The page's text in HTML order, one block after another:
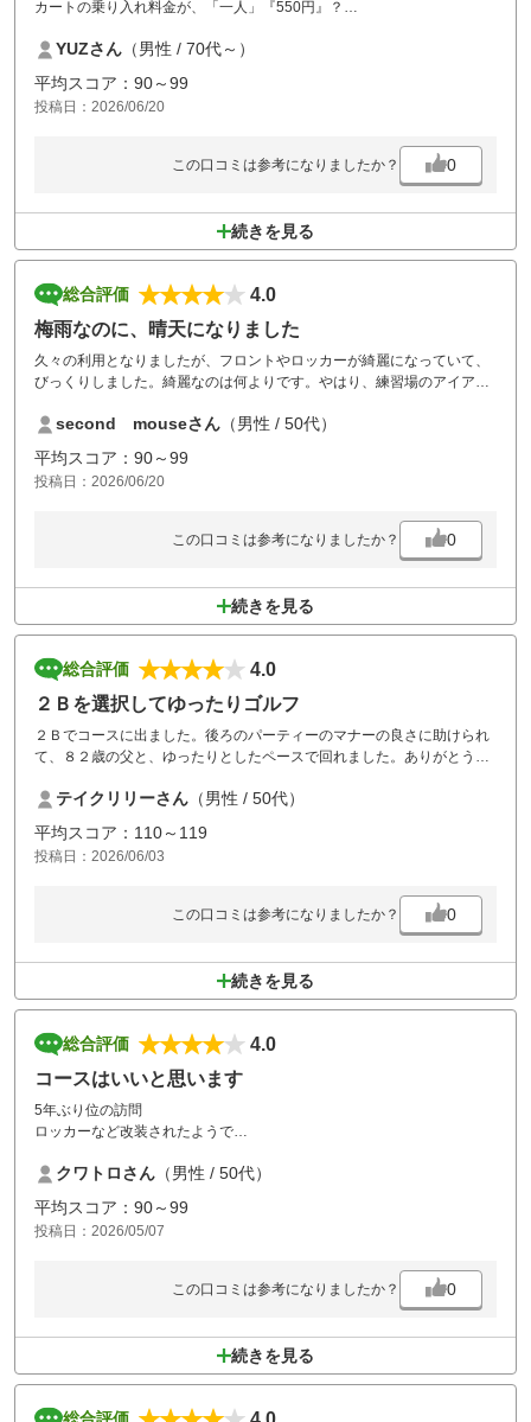
カートの乗り入れ料金が、「一人」『550円』？
クールカートも同様、「一人」『600円』？
これも、「１台」にすべきなのでは？
食事が高い！！＋料金のものばかりで・・・
スタッフの対応は、良かったです。
YUZさん （男性 / 70代～）
平均スコア：90～99
投稿日：2026/06/20
この口コミは参考になりましたか？ 0
続きを見る
総合評価
4.0
梅雨なのに、晴天になりました
久々の利用となりましたが、フロントやロッカーが綺麗になっていて、
びっくりしました。綺麗なのは何よりです。やはり、練習場のアイアン
すね。フェアウェイ乗り入れ可能やエアコン付きなど、選べる感じは良
かったですが、氷嚢用の氷が2階のみにあり、1階にも置いて欲しいもの
です。グリーンは綺麗に手入れしてあり、楽しめました。次回も利用し
ます。
second mouseさん （男性 / 50代）
平均スコア：90～99
投稿日：2026/06/20
この口コミは参考になりましたか？ 0
続きを見る
総合評価
4.0
２Ｂを選択してゆったりゴルフ
２Ｂでコースに出ました。後ろのパーティーのマナーの良さに助けられ
て、８２歳の父と、ゆったりとしたペースで回れました。ありがとうご
テイクリリーさん （男性 / 50代）
平均スコア：110～119
投稿日：2026/06/03
この口コミは参考になりましたか？ 0
続きを見る
総合評価
4.0
コースはいいと思います
5年ぶり位の訪問
ロッカーなど改装されたようで
コースメンテもいいともいます
欠点は 食事が、、、
そばとミニネギトロ丼のセットを
頼みましたがネギトロがスプーン１個版位しかなく
とんかつ系を頼んだ方が良かったかも
クワトロさん （男性 / 50代）
平均スコア：90～99
投稿日：2026/05/07
この口コミは参考になりましたか？ 0
続きを見る